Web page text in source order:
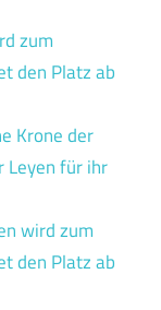
zum
den Platz ab
Krone der
Leyen für ihr
wird zum
den Platz ab